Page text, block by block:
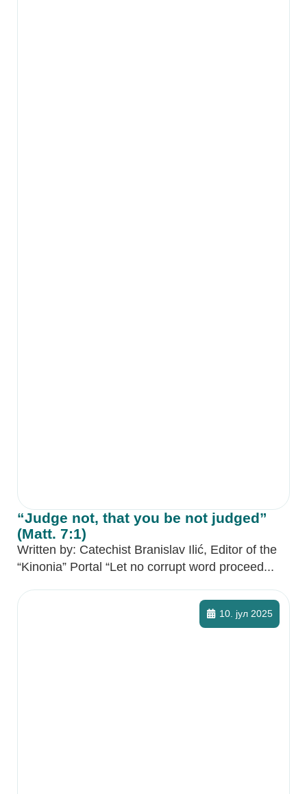
“Judge not, that you be not judged”
(Matt. 7:1)
Written by: Catechist Branislav Ilić, Editor of the
“Kinonia” Portal “Let no corrupt word proceed...
10. јул 2025